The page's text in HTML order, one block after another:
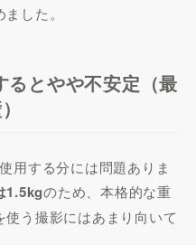
した。
るとやや不安定（最
用する分には問題ありま
1.5kgのため、本格的な重
う撮影にはあまり向いて